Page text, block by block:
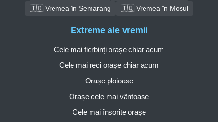
🇮🇩 Vremea în Semarang
🇮🇶 Vremea în Mosul
Extreme ale vremii
Cele mai fierbinți orașe chiar acum
Cele mai reci orașe chiar acum
Orașe ploioase
Orașe cele mai vântoase
Cele mai însorite orașe